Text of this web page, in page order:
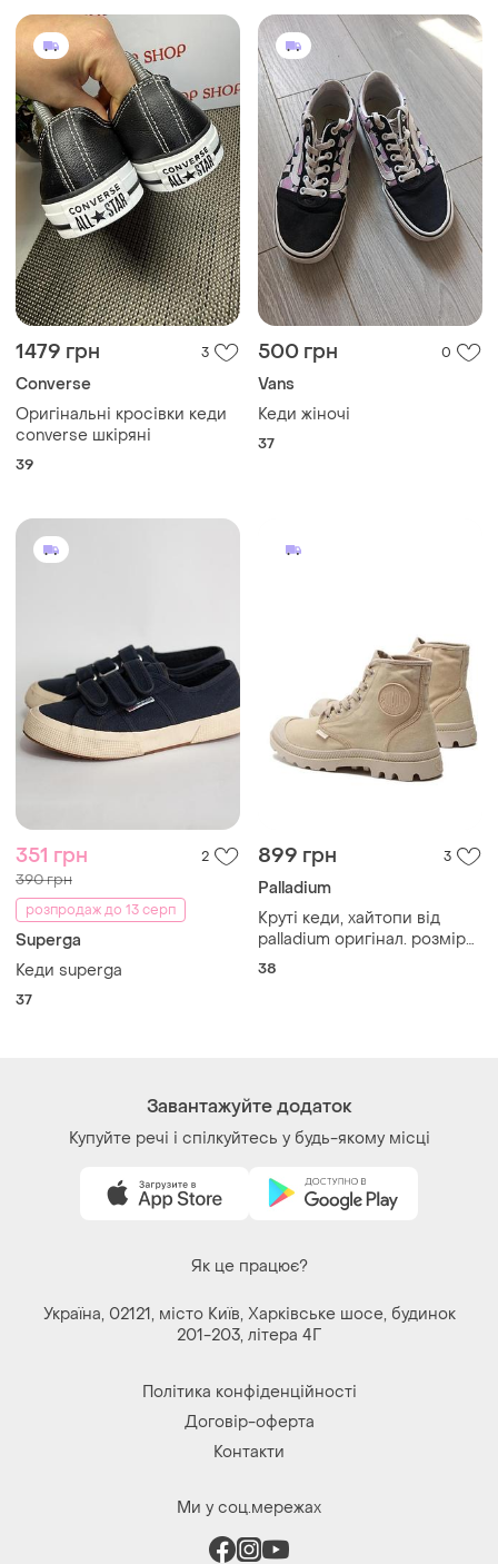
puma mayze
1479 грн 3
Converse
Оригінальні кросівки кеди
converse шкіряні
39
500 грн 0
Vans
Кеди жіночі
37
351 грн 2
390 грн
розпродаж до 13 серп
Superga
Кеди superga
37
899 грн 3
Palladium
Круті кеди, хайтопи від
palladium оригінал. розмір
по бірці 38.
38
Завантажуйте додаток
Купуйте речі і спілкуйтесь у будь-якому місці
Як це працює?
Україна, 02121, місто Київ, Харківське шосе, будинок
201-203, літера 4Г
Політика конфіденційності
Договір-оферта
Контакти
Ми у соц.мережах